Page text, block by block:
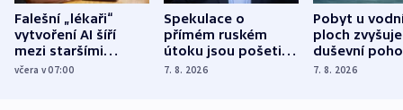
Falešní „lékaři“
vytvoření AI šíří
mezi staršími
Poláky nebezpečné
včera v 07:00
Spekulace o
přímém ruském
útoku jsou pošetilé,
míní estonský
7. 8. 2026
Pobyt u
ploch zvyšuje
duševní
ukázala
7. 8. 2026